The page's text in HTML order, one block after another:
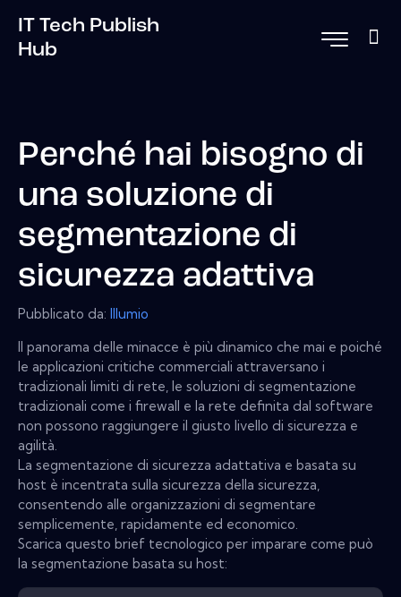
IT Tech Publish
Hub
Perché hai bisogno di
una soluzione di
segmentazione di
sicurezza adattiva
Pubblicato da: Illumio
Il panorama delle minacce è più dinamico che mai e poiché
le applicazioni critiche commerciali attraversano i
tradizionali limiti di rete, le soluzioni di segmentazione
tradizionali come i firewall e la rete definita dal software
non possono raggiungere il giusto livello di sicurezza e
agilità.
La segmentazione di sicurezza adattativa e basata su
host è incentrata sulla sicurezza della sicurezza,
consentendo alle organizzazioni di segmentare
semplicemente, rapidamente ed economico.
Scarica questo brief tecnologico per imparare come può
la segmentazione basata su host: